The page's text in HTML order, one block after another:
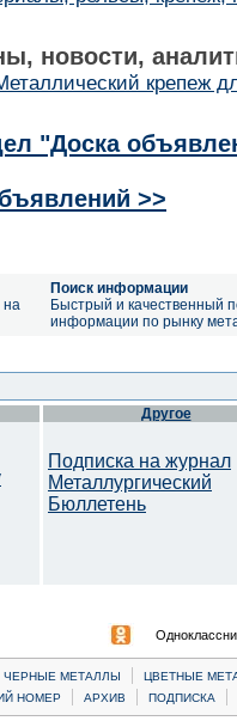
новости,
крепеж
"Доска
>>
на
Поиск информации
Быстрый и качественный
информации по рынку
Другое
Подписка на журнал
Металлургический
Бюллетень
ЧЕРНЫЕ МЕТАЛЛЫ |
ЦВЕТНЫЕ
НОМЕР | АРХИВ | ПОДПИСКА |